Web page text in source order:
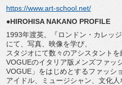
https://www.art-school.net/
●HIROHISA NAKANO PROFILE
1993年渡英。『ロンドン・カレッ
にて、写真、映像を学び、
スタジオにて数々のアシスタントを
VOGUEのイタリア版メンズファッ
VOGUE」をはじめとするファッシ
アイドル、ミュージシャン、 文化人